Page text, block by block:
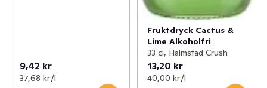
9,42 kr
37,68 kr /l
Fruktdryck Cactus &
Lime Alkoholfri
33 cl, Halmstad Crush
13,20 kr
40,00 kr /l